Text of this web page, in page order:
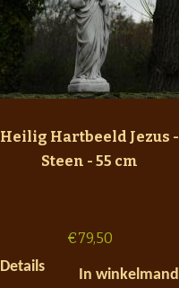
Heilig Hartbeeld Jezus -
Steen - 55 cm
€79,50
Details
In winkelmand